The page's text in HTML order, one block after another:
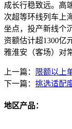
成长行稳致远。高
次超等环线列车上
坐点，投产新线个
资额估计超1300亿
雅淮安（客场）对
上一篇：
限额以上
下一篇： 挑选适配
地区产品：